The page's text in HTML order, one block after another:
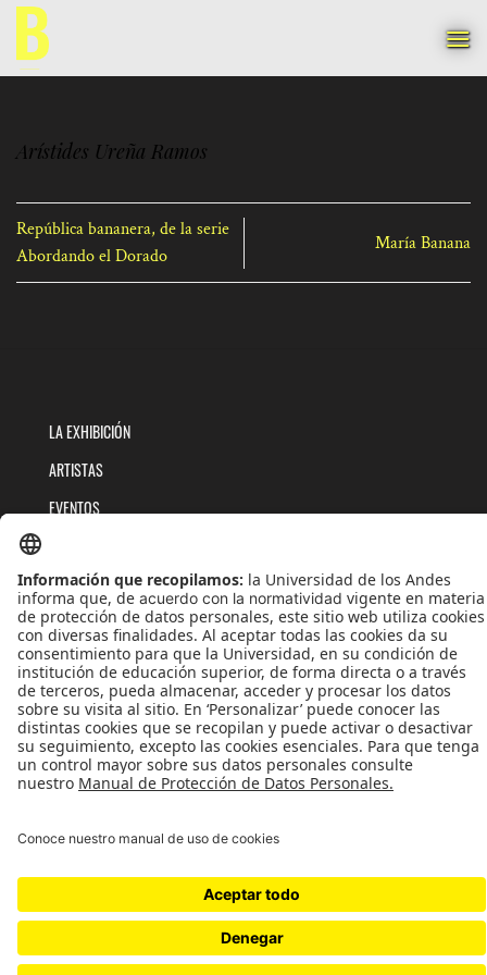
Saltar
contenido
Arístides Ureña Ramos
República bananera, de la serie
Abordando el Dorado
María Banana
LA EXHIBICIÓN
ARTISTAS
EVENTOS
QUIÉNES SOMOS
POLÍTICAS DE TRATAMIENTOS DE DATOS
TÉRMINOS Y CONDICIONES
Universidad de los Andes | Vigilada MinEducación